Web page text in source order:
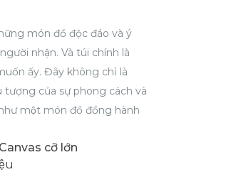
món đồ độc đáo và ý
nhận. Và túi chính là
ấy. Đây không chỉ là
của sự phong cách và
một món đồ đồng hành
cỡ lớn